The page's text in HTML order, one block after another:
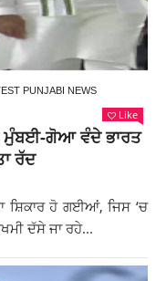
PUNJABI NEWS
Like
ਮੁੰਬਈ-ਗੋਆ ਵੰਦੇ ਭਾਰਤ
ਰੱਦ
ਸ਼ਿਕਾਰ ਹੋ ਗਈਆਂ, ਜਿਸ ‘ਚ
ਦੱਸੇ ਜਾ ਰਹੇ...